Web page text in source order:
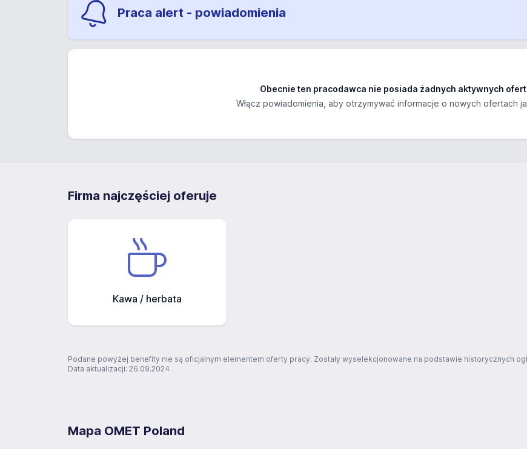
Praca alert - powiadomienia
Obecnie ten pracodawca nie posiada żadnych aktywnych
Włącz powiadomienia, aby otrzymywać informacje o nowych ofertach
Firma najczęściej oferuje
Kawa / herbata
Podane powyżej benefity nie są oficjalnym elementem oferty pracy. Zostały wyselekcjonowane na podstawie historycznych
Data aktualizacji: 26.09.2024
Mapa OMET Poland